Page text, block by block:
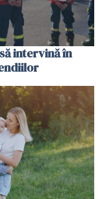
intervină în